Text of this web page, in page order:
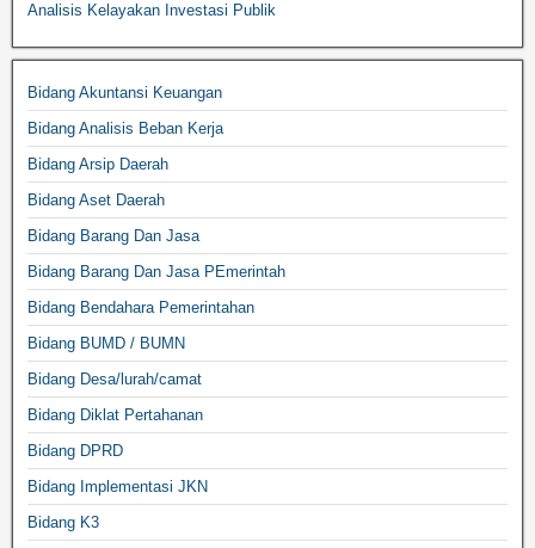
Analisis Kelayakan Investasi Publik
Bidang Akuntansi Keuangan
Bidang Analisis Beban Kerja
Bidang Arsip Daerah
Bidang Aset Daerah
Bidang Barang Dan Jasa
Bidang Barang Dan Jasa PEmerintah
Bidang Bendahara Pemerintahan
Bidang BUMD / BUMN
Bidang Desa/lurah/camat
Bidang Diklat Pertahanan
Bidang DPRD
Bidang Implementasi JKN
Bidang K3